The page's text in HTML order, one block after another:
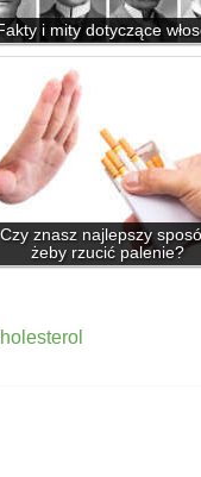
i mity dotyczące
Czy znasz najlepszy
żeby rzucić palenie?